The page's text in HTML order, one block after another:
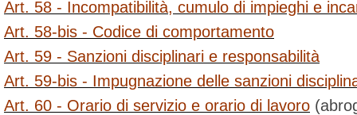
Art. 58 - Incompatibilità, cumulo di impieghi e
Art. 58-bis - Codice di comportamento
Art. 59 - Sanzioni disciplinari e responsabilità
Art. 59-bis - Impugnazione delle sanzioni
Art. 60 - Orario di servizio e orario di lavoro